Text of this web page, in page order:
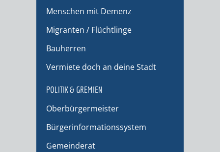
Menschen mit Demenz
Migranten / Flüchtlinge
Bauherren
Vermiete doch an deine Stadt
POLITIK & GREMIEN
Oberbürgermeister
Bürgerinformationssystem
Gemeinderat